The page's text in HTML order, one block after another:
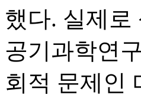
했다. 실제
공기과학연
회적 문제인